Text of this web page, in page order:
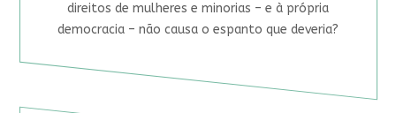
direitos de mulheres e minorias – e à própria
democracia – não causa o espanto que deveria?